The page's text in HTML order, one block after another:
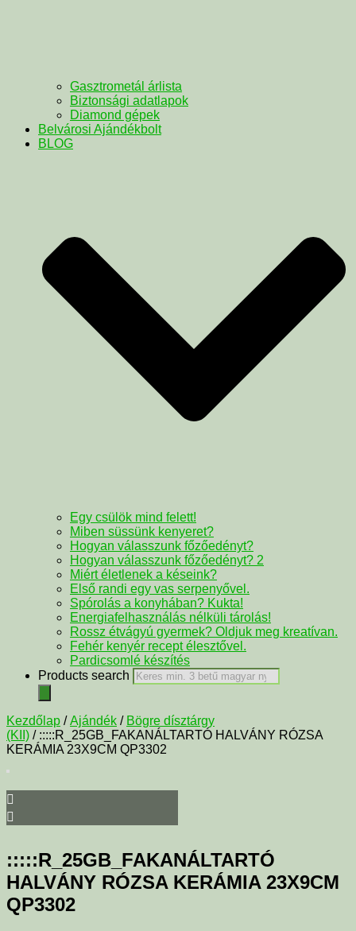
Gasztrometál árlista
Biztonsági adatlapok
Diamond gépek
Belvárosi Ajándékbolt
BLOG
Egy csülök mind felett!
Miben süssünk kenyeret?
Hogyan válasszunk főzőedényt?
Hogyan válasszunk főzőedényt? 2
Miért életlenek a késeink?
Első randi egy vas serpenyővel.
Spórolás a konyhában? Kukta!
Energiafelhasználás nélküli tárolás!
Rossz étvágyú gyermek? Oldjuk meg kreatívan.
Fehér kenyér recept élesztővel.
Pardicsomlé készítés
Products search
Kezdőlap /Ajándék / Bögre dísztárgy
(KII) / :::::R_25GB_FAKANÁLTARTÓ HALVÁNY RÓZSA
KERÁMIA 23X9CM QP3302
:::::R_25GB_FAKANÁLTARTÓ
HALVÁNY RÓZSA KERÁMIA 23X9CM
QP3302